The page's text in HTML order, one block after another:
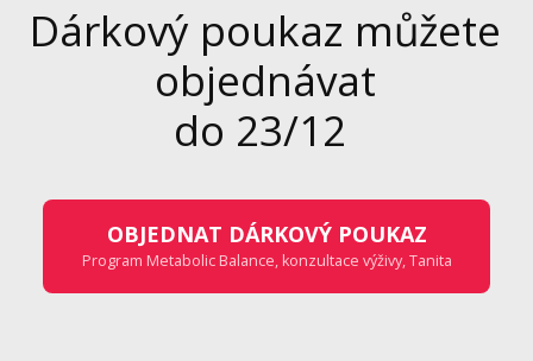
Dárkový poukaz můžete
objednávat
do 23/12
OBJEDNAT DÁRKOVÝ POUKAZ
Program Metabolic Balance, konzultace výživy, Tanita